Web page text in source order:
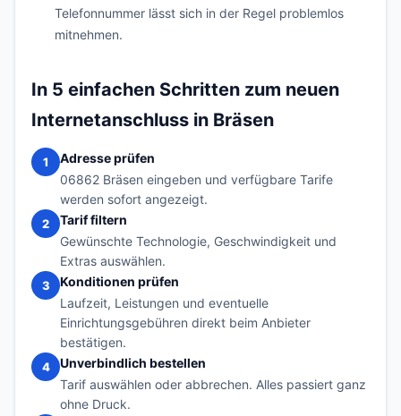
Telefonnummer lässt sich in der Regel problemlos
mitnehmen.
In 5 einfachen Schritten zum neuen
Internetanschluss in Bräsen
1
Adresse prüfen
06862 Bräsen eingeben und verfügbare Tarife
werden sofort angezeigt.
2
Tarif filtern
Gewünschte Technologie, Geschwindigkeit und
Extras auswählen.
3
Konditionen prüfen
Laufzeit, Leistungen und eventuelle
Einrichtungsgebühren direkt beim Anbieter
bestätigen.
4
Unverbindlich bestellen
Tarif auswählen oder abbrechen. Alles passiert ganz
ohne Druck.